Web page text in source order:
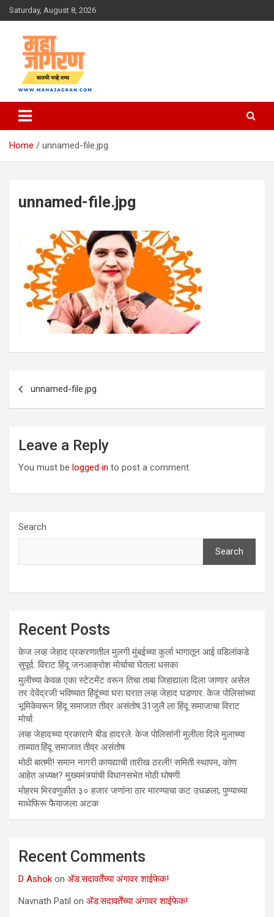
Skip
to
Saturday, August 8, 2026
महा जागरण
Home unnamed-file.jpg
unnamed-file.jpg
unnamed-file.jpg
Leave a Reply
You must be logged in to post a comment.
Search
Search
Recent Posts
केज लव्ह जेहाद प्रकरणातील मुलगी मुंबईच्या कुर्ला भागातून आई वडिलांकडे
सुपूर्द. विराट हिंदू जनआक्रोश मोर्चाचा घेतला धसका
मुलीच्या केवळ एका स्टेटमेंट वरून तिचा ताबा जिहाद्याला दिला जाणार असेल
तर देवेंद्रजी भविष्यात हिंदूंच्या घरा घरात लव्ह जेहाद घडणार. केज पोलिसांच्या
भूमिकेवरून हिंदू समाजात तीव्र असंतोष.31जुलै ला हिंदू समाजाचा विराट
मोर्चा.
लव्ह जेहादच्या प्रकाराने बीड हादरले. केज पोलिसांनी मुलीला दिले मुलाच्या
ताब्यात.हिंदू समाजात तीव्र असंतोष
मोठी बातमी! समान नागरी कायद्याची तारीख ठरली! समिती स्थापन, कोण
आहेत अध्यक्ष? मुख्यमंत्र्यांची विधानसभेत मोठी घोषणी
मोहरम मिरवणुकीत ३० हजार जणांना ठार मारण्‍याचा कट उधळला; पुण्‍याच्‍या
माथेफिरू फैयाजला अटक
Recent Comments
D Ashok on ॲड.सदावर्तेंच्या अंगावर शाईफेक!
Navnath Patil on ॲड.सदावर्तेंच्या अंगावर शाईफेक!